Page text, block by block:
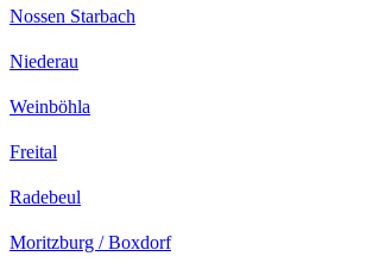
Nossen Starbach
Niederau
Weinböhla
Freital
Radebeul
Moritzburg / Boxdorf